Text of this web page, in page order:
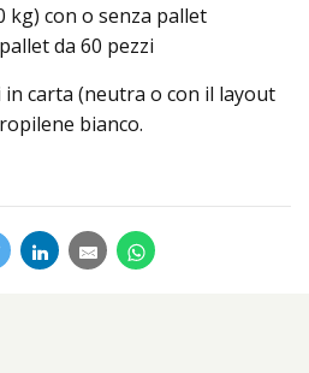
kg) con o senza pallet
da 60 pezzi
carta (neutra o con il layout
bianco.